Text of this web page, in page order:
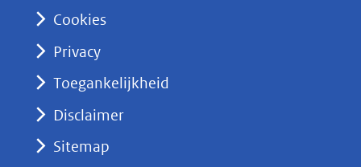
nieuw
naar
Cookies
Privacy
Toegankelijkheid
Disclaimer
Sitemap